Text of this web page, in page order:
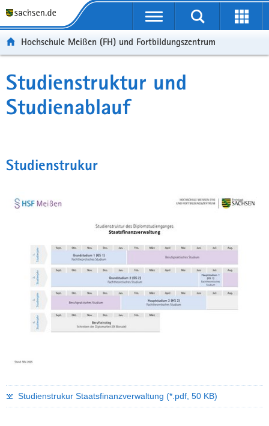
Portalübergreifende
Hochschule Meißen (FH) und Fortbildungszentrum
Studienstruktur und
Studienablauf
Studienstrukur
Studienstrukur Staatsfinanzverwaltung (*.pdf, 50 KB)